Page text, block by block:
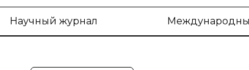
Научный журнал